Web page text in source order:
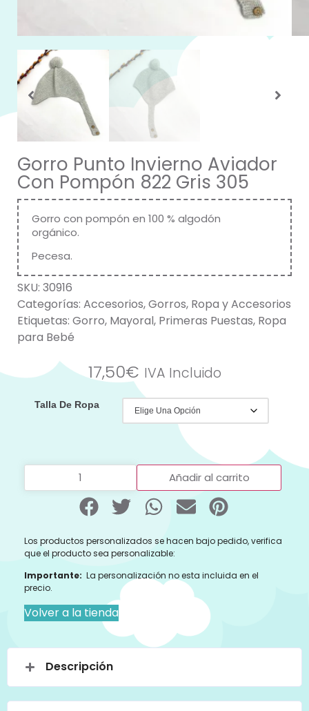
Gorro Punto Invierno Aviador
Con Pompón 822 Gris 305
Gorro con pompón en 100 % algodón
orgánico.
Pecesa.
SKU: 30916
Categorías: Accesorios,Gorros, Ropa y Accesorios
Etiquetas: Gorro, Mayoral, Primeras Puestas, Ropa
para Bebé
17,50€ IVA Incluido
Talla De Ropa
Añadir al carrito
Los productos personalizados se hacen bajo pedido, verifica
que el producto sea personalizable:
Importante: La personalización no esta incluida en el
precio.
Volver a la tienda
Descripción